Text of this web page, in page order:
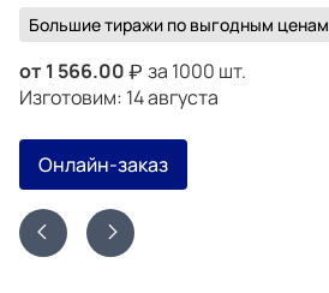
Большие тиражи по выгодным ценам
от 1 566.00
за 1000 шт.
Изготовим: 14 августа
Онлайн-заказ